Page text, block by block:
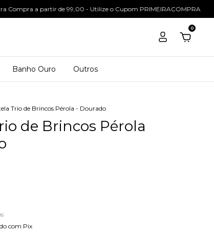
0
Banho Ouro Outros
a partir de 99,00 - Utilize o Cupom PRIMEIRACOMPRA Semijoias
Trio de Brincos Pérola - Dourado
de Brincos Pérola
com Pix